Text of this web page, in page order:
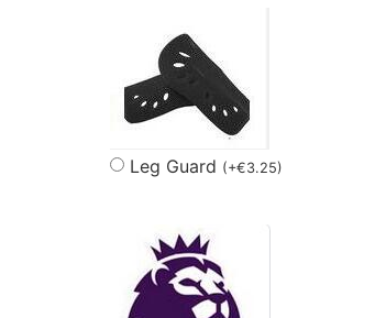
Leg Guard (+€3.25)